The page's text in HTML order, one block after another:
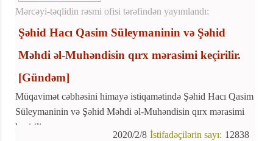
Mərcəyi-təqlidin rəsmi ofisi tərəfindən yayımlandı:
Şəhid Hacı Qasim Süleymaninin və Şəhid
Məhdi əl-Muhəndisin qırx mərasimi keçirilir.
[Gündəm]
Müqavimət cəbhəsini himayə istiqamətində Şəhid Hacı Qasim
Süleymaninin və Şəhid Məhdi əl-Muhəndisin qırx mərasimi
keçirilir.
12838
İstifadəçilərin sayı:
2020/2/8